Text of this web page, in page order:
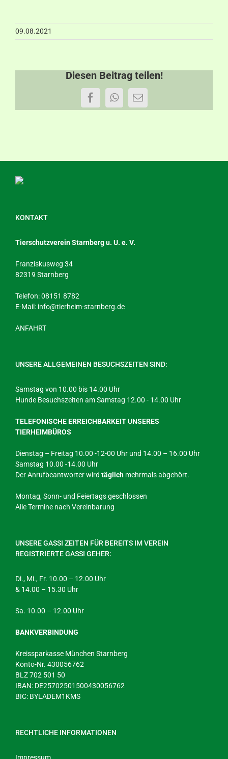
09.08.2021
Diesen Beitrag teilen!
FacebookWhatsApp
E-
Mail
KONTAKT
Tierschutzverein Starnberg u. U. e. V.
Franziskusweg 34
82319 Starnberg
Telefon: 08151 8782
E-Mail: info@tierheim-starnberg.de
ANFAHRT
UNSERE ALLGEMEINEN BESUCHSZEITEN SIND:
Samstag von 10.00 bis 14.00 Uhr
Hunde Besuchszeiten am Samstag 12.00 - 14.00 Uhr
TELEFONISCHE ERREICHBARKEIT UNSERES
TIERHEIMBÜROS
Dienstag – Freitag 10.00 -12-00 Uhr und 14.00 – 16.00 Uhr
Samstag 10.00 -14.00 Uhr
Der Anrufbeantworter wird täglich mehrmals abgehört.
Montag, Sonn- und Feiertags geschlossen
Alle Termine nach Vereinbarung
UNSERE GASSI ZEITEN FÜR BEREITS IM VEREIN
REGISTRIERTE GASSI GEHER:
Di., Mi., Fr. 10.00 – 12.00 Uhr
& 14.00 – 15.30 Uhr
Sa. 10.00 – 12.00 Uhr
BANKVERBINDUNG
Kreissparkasse München Starnberg
Konto-Nr. 430056762
BLZ 702 501 50
IBAN: DE25702501500430056762
BIC: BYLADEM1KMS
RECHTLICHE INFORMATIONEN